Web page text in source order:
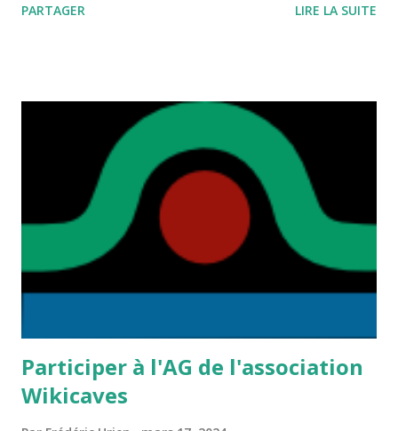
https://grottocenter.org/ui/ documents/21660 Bulletin
PARTAGER LIRE LA SUITE
Participer à l'AG de l'association
Wikicaves